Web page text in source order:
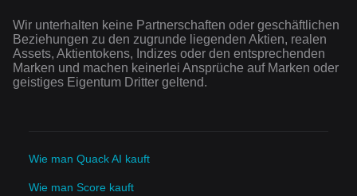
Wir unterhalten keine Partnerschaften oder geschäftlichen
Beziehungen zu den zugrunde liegenden Aktien, realen
Assets, Aktientokens, Indizes oder den entsprechenden
Marken und machen keinerlei Ansprüche auf Marken oder
geistiges Eigentum Dritter geltend.
Wie man Quack AI kauft
Wie man Score kauft